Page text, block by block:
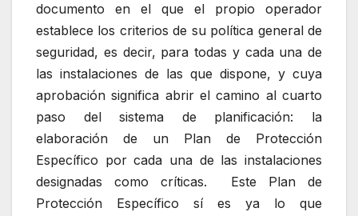
documento en el que el propio operador
establece los criterios de su política general de
seguridad, es decir, para todas y cada una de
las instalaciones de las que dispone, y cuya
aprobación significa abrir el camino al cuarto
paso del sistema de planificación: la
elaboración de un Plan de Protección
Específico por cada una de las instalaciones
designadas como críticas. Este Plan de
Protección Específico sí es ya lo que